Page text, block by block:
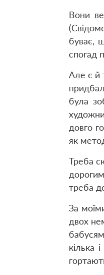
Вони
буває,
спогад
Але є й
була
довго
як
Треба
треба
За
двох
кілька